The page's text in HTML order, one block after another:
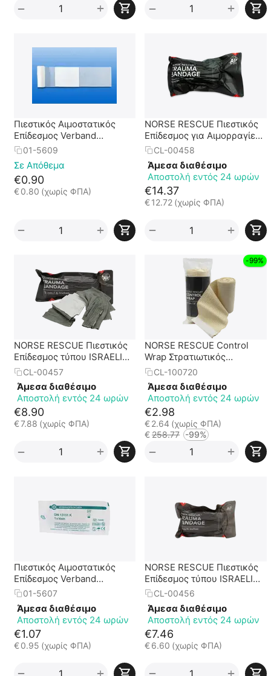
+
− +
−
Πιεστικός Αιμοστατικός
Επίδεσμος Verband
Ambulance
01-5609
Σε Απόθεμα
€0.90
€ 0.80 (χωρίς ΦΠΑ)
+
−
NORSE RESCUE Πιεστικός
Επίδεσμος για Αιμορραγίες
Trauma Bandage 8"
CL-00458
Άμεσα διαθέσιμο
Αποστολή εντός 24 ωρών
€14.37
€12.72 (χωρίς ΦΠΑ)
+
−
NORSE RESCUE Πιεστικός
Επίδεσμος τύπου ISRAELI
για Αιμορραγίες Trauma
Bandage 6" 15cm
CL-00457
Άμεσα διαθέσιμο
Αποστολή εντός 24 ωρών
€8.90
€7.88 (χωρίς ΦΠΑ)
+
−
-99%
NORSE RESCUE Control
Wrap Στρατιωτικός
Πιεστικός Ελαστικός
Επίδεσμος 4"
CL-100720
Άμεσα διαθέσιμο
Αποστολή εντός 24 ωρών
€2.98
€2.64 (χωρίς ΦΠΑ)
€258.77 -99%
+
−
Πιεστικός Αιμοστατικός
Επίδεσμος Verband
Ambulance Large - 10 x12
01-5607
Άμεσα διαθέσιμο
Αποστολή εντός 24 ωρών
€1.07
€ 0.95 (χωρίς ΦΠΑ)
+
−
NORSE RESCUE Πιεστικός
Επίδεσμος τύπου ISRAELI
για Αιμορραγίες Trauma
CL-00456
Άμεσα διαθέσιμο
Αποστολή εντός 24 ωρών
€7.46
€6.60 (χωρίς ΦΠΑ)
+
−